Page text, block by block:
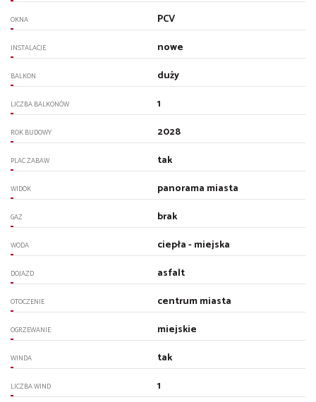
OKNA PCV
INSTALACJE nowe
BALKON duży
LICZBA BALKONÓW 1
ROK BUDOWY 2028
PLAC ZABAW tak
WIDOK panorama miasta
GAZ brak
WODA ciepła - miejska
DOJAZD asfalt
OTOCZENIE centrum miasta
OGRZEWANIE miejskie
WINDA tak
LICZBA WIND 1